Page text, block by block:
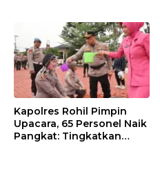
Kapolres Rohil Pimpin
Upacara, 65 Personel Naik
Pangkat: Tingkatkan